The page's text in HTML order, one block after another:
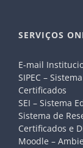
SERVIÇOS
E-mail
SIPEC –
Certificados
SEI – Sistema
Sistema de
Certificados e
Moodle –